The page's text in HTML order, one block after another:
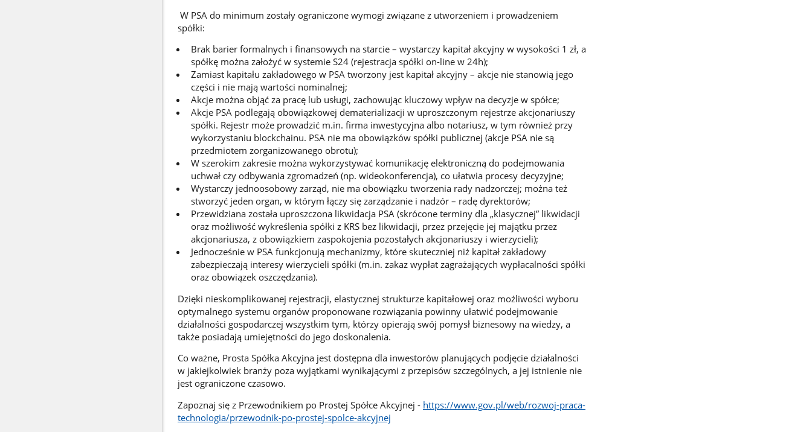
W PSA do minimum zostały ograniczone wymogi związane z utworzeniem i prowadzeniem
spółki:
Brak barier formalnych i finansowych na starcie – wystarczy kapitał akcyjny w wysokości 1 zł, a
spółkę można założyć w systemie S24 (rejestracja spółki on-line w 24h);
Zamiast kapitału zakładowego w PSA tworzony jest kapitał akcyjny – akcje nie stanowią jego
części i nie mają wartości nominalnej;
Akcje można objąć za pracę lub usługi, zachowując kluczowy wpływ na decyzje w spółce;
Akcje PSA podlegają obowiązkowej dematerializacji w uproszczonym rejestrze akcjonariuszy
spółki. Rejestr może prowadzić m.in. firma inwestycyjna albo notariusz, w tym również przy
wykorzystaniu blockchainu. PSA nie ma obowiązków spółki publicznej (akcje PSA nie są
przedmiotem zorganizowanego obrotu);
W szerokim zakresie można wykorzystywać komunikację elektroniczną do podejmowania
uchwał czy odbywania zgromadzeń (np. wideokonferencja), co ułatwia procesy decyzyjne;
Wystarczy jednoosobowy zarząd, nie ma obowiązku tworzenia rady nadzorczej; można też
stworzyć jeden organ, w którym łączy się zarządzanie i nadzór – radę dyrektorów;
Przewidziana została uproszczona likwidacja PSA (skrócone terminy dla „klasycznej” likwidacji
oraz możliwość wykreślenia spółki z KRS bez likwidacji, przez przejęcie jej majątku przez
akcjonariusza, z obowiązkiem zaspokojenia pozostałych akcjonariuszy i wierzycieli);
Jednocześnie w PSA funkcjonują mechanizmy, które skuteczniej niż kapitał zakładowy
zabezpieczają interesy wierzycieli spółki (m.in. zakaz wypłat zagrażających wypłacalności spółki
oraz obowiązek oszczędzania).
Dzięki nieskomplikowanej rejestracji, elastycznej strukturze kapitałowej oraz możliwości wyboru
optymalnego systemu organów proponowane rozwiązania powinny ułatwić podejmowanie
działalności gospodarczej wszystkim tym, którzy opierają swój pomysł biznesowy na wiedzy, a
także posiadają umiejętności do jego doskonalenia.
Co ważne, Prosta Spółka Akcyjna jest dostępna dla inwestorów planujących podjęcie działalności
w jakiejkolwiek branży poza wyjątkami wynikającymi z przepisów szczególnych, a jej istnienie nie
jest ograniczone czasowo.
Zapoznaj się z Przewodnikiem po Prostej Spółce Akcyjnej - https://www.gov.pl/web/rozwoj-praca-
technologia/przewodnik-po-prostej-spolce-akcyjnej